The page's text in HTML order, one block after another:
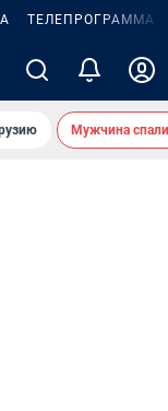
ТЕЛЕПРОГРАММА
Мужчина